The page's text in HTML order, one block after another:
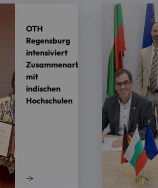
OTH
Regensburg
intensiviert
Zusammenarbeit
mit
indischen
Hochschulen